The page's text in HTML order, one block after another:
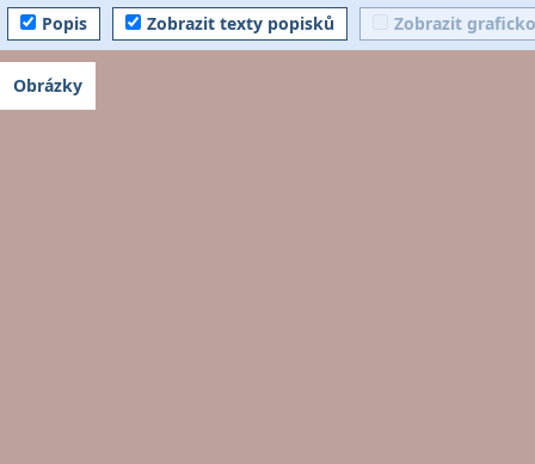
Popis Zobrazit texty popisků Zobrazit
Obrázky